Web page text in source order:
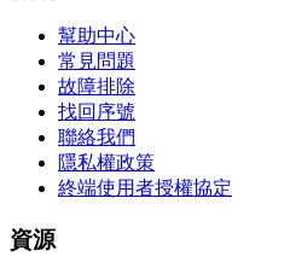
幫助中心
常見問題
故障排除
找回序號
聯絡我們
隱私權政策
終端使用者授權協定
資源